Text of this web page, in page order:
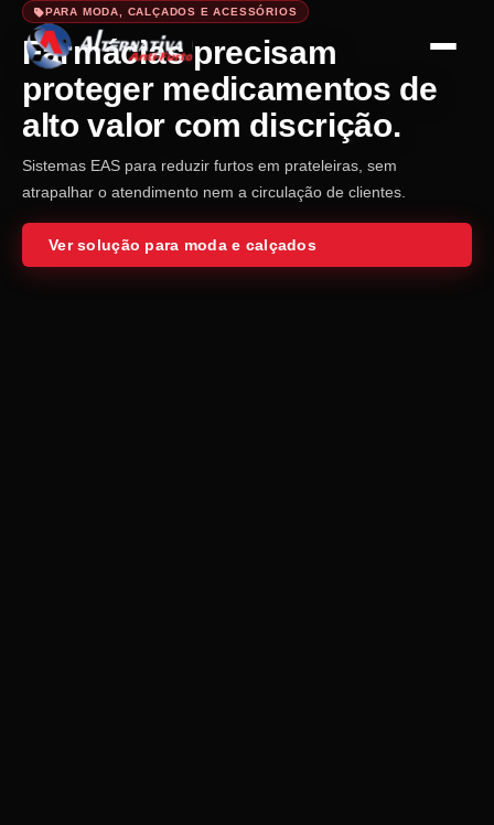
MODA, CALÇADOS E ACESSÓRIOS
precisam
medicamentos de
valor com discrição.
EAS para reduzir furtos em prateleiras, sem
o atendimento nem a circulação de clientes.
Ver solução para moda e calçados